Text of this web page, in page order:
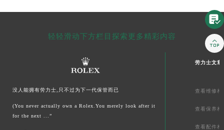
轻轻滑动下方栏目探索更多精彩内容
没人能拥有劳力士,只不过为下一代保管而已
(You never actually own a Rolex.You merely look after it
for the next ...”
劳力士文章
查看维修相
查看保养相
查看配件相

